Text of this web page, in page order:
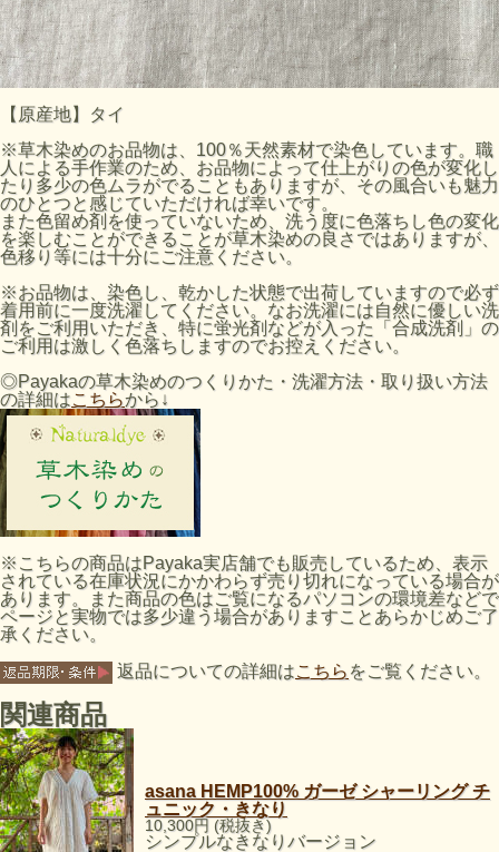
【原産地】タイ
※草木染めのお品物は、100％天然素材で染色しています。職
人による手作業のため、お品物によって仕上がりの色が変化し
たり多少の色ムラがでることもありますが、その風合いも魅力
のひとつと感じていただければ幸いです。
また色留め剤を使っていないため、洗う度に色落ちし色の変化
を楽しむことができることが草木染めの良さではありますが、
色移り等には十分にご注意ください。
※お品物は、染色し、乾かした状態で出荷していますので必ず
着用前に一度洗濯してください。なお洗濯には自然に優しい洗
剤をご利用いただき、特に蛍光剤などが入った「合成洗剤」の
ご利用は激しく色落ちしますのでお控えください。
◎Payakaの草木染めのつくりかた・洗濯方法・取り扱い方法
の詳細はこちらから↓
※こちらの商品はPayaka実店舗でも販売しているため、表示
されている在庫状況にかかわらず売り切れになっている場合が
あります。また商品の色はご覧になるパソコンの環境差などで
ページと実物では多少違う場合がありますことあらかじめご了
承ください。
返品についての詳細はこちら をご覧ください。
関連商品
asana HEMP100% ガーゼ シャーリング チ
ュニック・きなり
10,300円 (税抜き)
シンプルなきなりバージョン